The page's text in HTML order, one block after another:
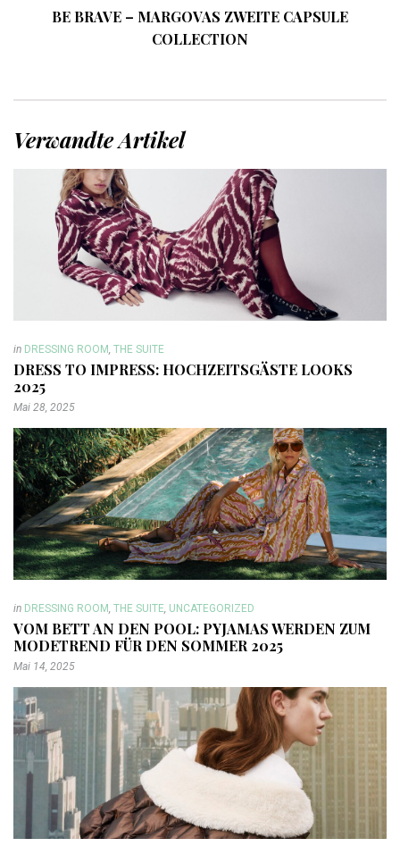
BE BRAVE – MARGOVAS ZWEITE CAPSULE
COLLECTION
Verwandte Artikel
in DRESSING ROOM, THE SUITE
DRESS TO IMPRESS: HOCHZEITSGÄSTE LOOKS
2025
Mai 28, 2025
in DRESSING ROOM, THE SUITE, UNCATEGORIZED
VOM BETT AN DEN POOL: PYJAMAS WERDEN ZUM
MODETREND FÜR DEN SOMMER 2025
Mai 14, 2025